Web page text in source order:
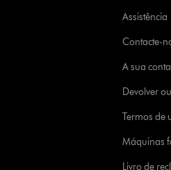
Assistência
Contacte-
A sua
Devolver
Termos de
Máquinas
Livro de